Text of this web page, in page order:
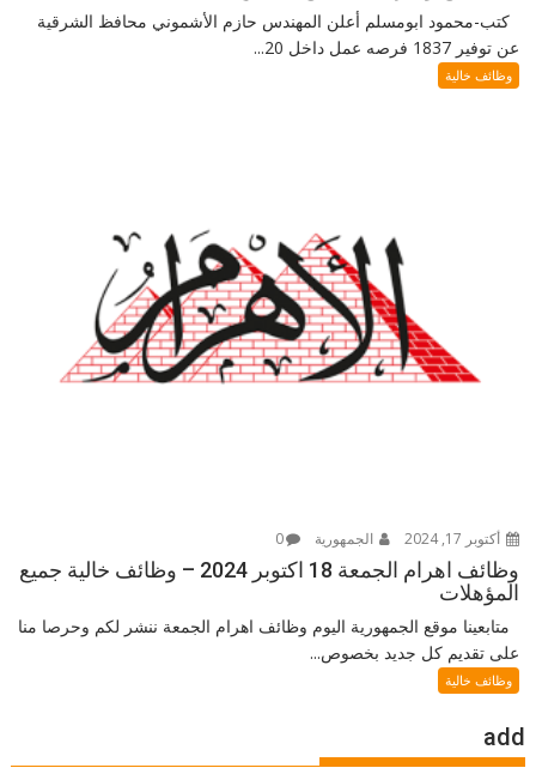
كتب-محمود ابومسلم أعلن المهندس حازم الأشموني محافظ الشرقية
عن توفير 1837 فرصه عمل داخل 20...
وظائف خالية
أكتوبر 17, 2024 الجمهورية 0
وظائف اهرام الجمعة 18 اكتوبر 2024 – وظائف خالية جميع
المؤهلات
متابعينا موقع الجمهورية اليوم وظائف اهرام الجمعة ننشر لكم وحرصا منا
على تقديم كل جديد بخصوص...
وظائف خالية
add